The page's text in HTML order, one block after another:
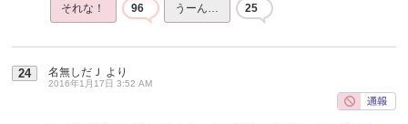
それな！ 96 うーん… 25
24 名無しだＪ より
2016年1月17日 3:52 AM